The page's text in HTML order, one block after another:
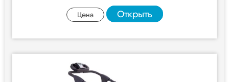
Цена Открыть